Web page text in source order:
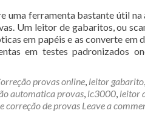
uma ferramenta bastante útil na
Um leitor de gabaritos, ou
em papéis e as converte em
em testes padronizados
provas online, leitor gabarito,
automatica provas, lc3000, leitor
correção de provas Leave a